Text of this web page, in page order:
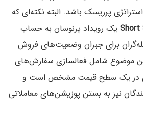
پرریسک باشد. البته نکته‌ای که
Short یک رویداد پرنوسان به حساب
برای جبران وضعیت‌های فروش
موضوع شامل فعالسازی سفارش‌های
در یک سطح قیمت مشخص است و
نیز به بستن پوزیشن‌های معاملاتی